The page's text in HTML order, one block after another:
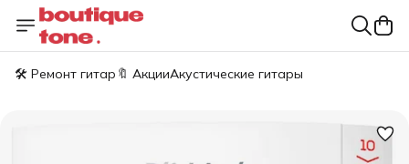
🛠️ Ремонт гитар 🔖 АкцииАкустические гитары